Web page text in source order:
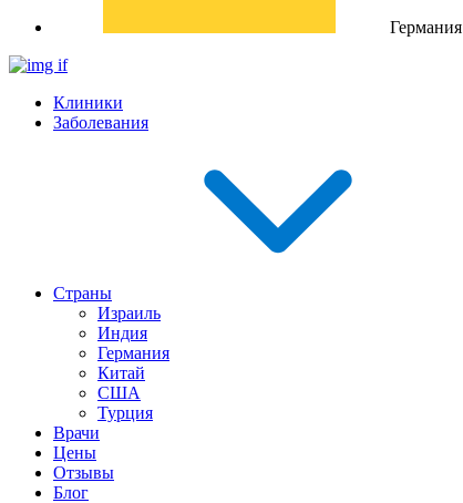
Германия
Клиники
Заболевания
Страны
Израиль
Индия
Германия
Китай
США
Турция
Врачи
Цены
Отзывы
Блог